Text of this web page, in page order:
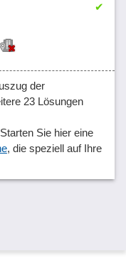
✔
der
23 Lösungen
Sie hier eine
, die speziell auf Ihre